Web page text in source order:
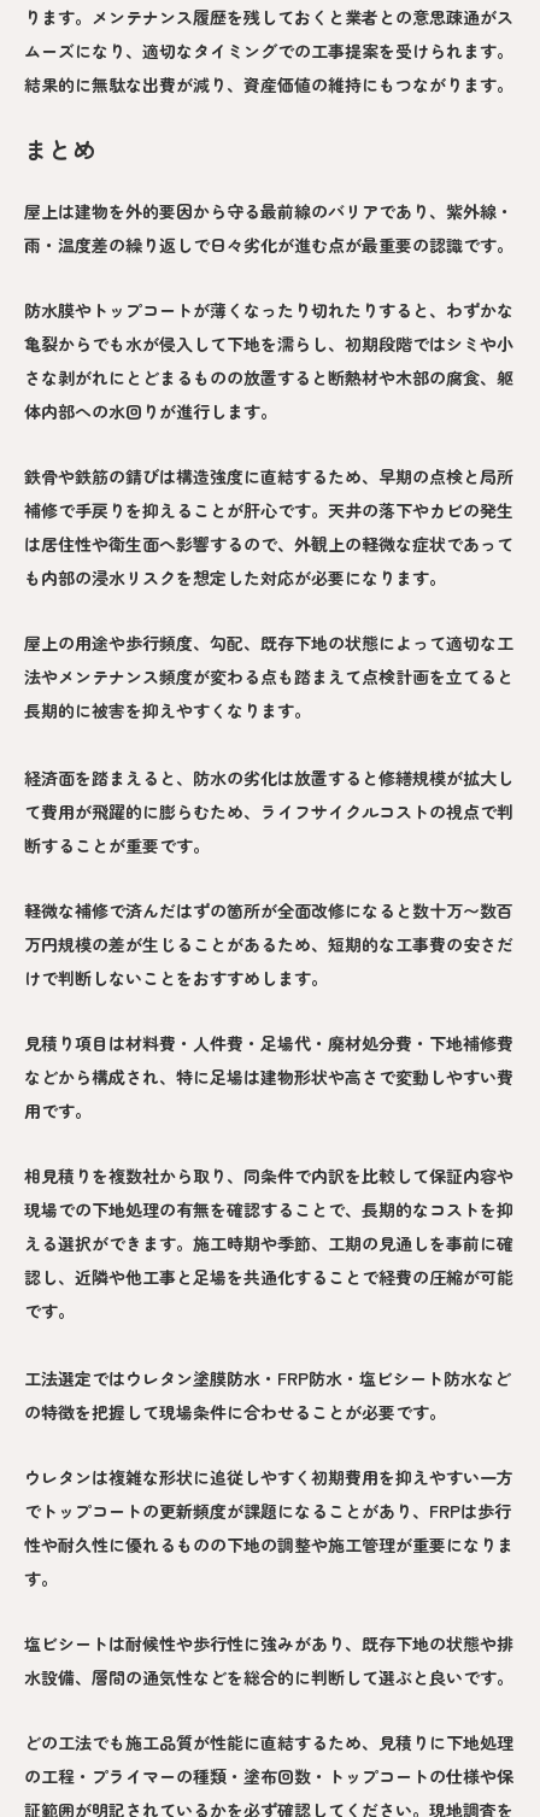
ります。メンテナンス履歴を残しておくと業者との意思疎通がス
ムーズになり、適切なタイミングでの工事提案を受けられます。
結果的に無駄な出費が減り、資産価値の維持にもつながります。
まとめ
屋上は建物を外的要因から守る最前線のバリアであり、紫外線・
雨・温度差の繰り返しで日々劣化が進む点が最重要の認識です。
防水膜やトップコートが薄くなったり切れたりすると、わずかな
亀裂からでも水が侵入して下地を濡らし、初期段階ではシミや小
さな剥がれにとどまるものの放置すると断熱材や木部の腐食、躯
体内部への水回りが進行します。
鉄骨や鉄筋の錆びは構造強度に直結するため、早期の点検と局所
補修で手戻りを抑えることが肝心です。天井の落下やカビの発生
は居住性や衛生面へ影響するので、外観上の軽微な症状であって
も内部の浸水リスクを想定した対応が必要になります。
屋上の用途や歩行頻度、勾配、既存下地の状態によって適切な工
法やメンテナンス頻度が変わる点も踏まえて点検計画を立てると
長期的に被害を抑えやすくなります。
経済面を踏まえると、防水の劣化は放置すると修繕規模が拡大し
て費用が飛躍的に膨らむため、ライフサイクルコストの視点で判
断することが重要です。
軽微な補修で済んだはずの箇所が全面改修になると数十万〜数百
万円規模の差が生じることがあるため、短期的な工事費の安さだ
けで判断しないことをおすすめします。
見積り項目は材料費・人件費・足場代・廃材処分費・下地補修費
などから構成され、特に足場は建物形状や高さで変動しやすい費
用です。
相見積りを複数社から取り、同条件で内訳を比較して保証内容や
現場での下地処理の有無を確認することで、長期的なコストを抑
える選択ができます。施工時期や季節、工期の見通しを事前に確
認し、近隣や他工事と足場を共通化することで経費の圧縮が可能
です。
工法選定ではウレタン塗膜防水・FRP防水・塩ビシート防水など
の特徴を把握して現場条件に合わせることが必要です。
ウレタンは複雑な形状に追従しやすく初期費用を抑えやすい一方
でトップコートの更新頻度が課題になることがあり、FRPは歩行
性や耐久性に優れるものの下地の調整や施工管理が重要になりま
す。
塩ビシートは耐候性や歩行性に強みがあり、既存下地の状態や排
水設備、層間の通気性などを総合的に判断して選ぶと良いです。
どの工法でも施工品質が性能に直結するため、見積りに下地処理
の工程・プライマーの種類・塗布回数・トップコートの仕様や保
証範囲が明記されているかを必ず確認してください。現地調査を